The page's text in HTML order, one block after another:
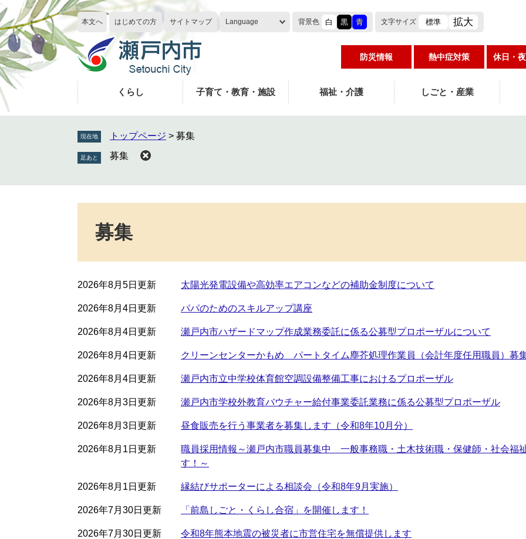
ペ
ー
ジ
の
先
頭
で
す
メ
ニ
ュ
ー
を
飛
ば
し
本文へ はじめての方 サイトマップ Language 背景色 白 黒 青 文字サイズ 標準 拡大
防災情報 熱中症対策 休日・
くらし 子育て・教育・施設 福祉・介護 しごと・産業
現在地 トップページ > 募集
募集
募集
2026年8月5日更新 太陽光発電設備や高効率エアコンなどの補助金制度について
2026年8月4日更新 パパのためのスキルアップ講座
2026年8月4日更新 瀬戸内市ハザードマップ作成業務委託に係る公募型プロポーザルについて
2026年8月4日更新 クリーンセンターかもめ パートタイム塵芥処理作業員（会計年度任用職員）募
2026年8月4日更新 瀬戸内市立中学校体育館空調設備整備工事におけるプロポーザル
2026年8月3日更新 瀬戸内市学校外教育バウチャー給付事業委託業務に係る公募型プロポーザル
2026年8月3日更新 昼食販売を行う事業者を募集します（令和8年10月分）
2026年8月1日更新
職員採用情報～瀬戸内市職員募集中 一般事務職・土木技術職・保健師・社会福
す！～
2026年8月1日更新 縁結びサポーターによる相談会（令和8年9月実施）
2026年7月30日更新 「前島しごと・くらし合宿」を開催します！
2026年7月30日更新 令和8年熊本地震の被災者に市営住宅を無償提供します